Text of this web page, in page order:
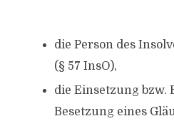
die Person des
(§ 57 InsO),
die Einsetzung bzw.
Besetzung eines